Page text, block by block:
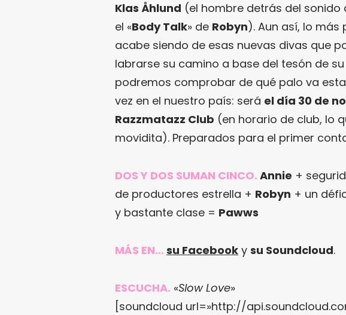
Klas Åhlund (el hombre detrás del
el «Body Talk» de Robyn). Aun así, lo más
acabe siendo de esas nuevas divas que
labrarse su camino a base del tesón de
podremos comprobar de qué palo va
vez en el nuestro país: será el día 30 de
Razzmatazz Club (en horario de club, lo
movidita). Preparados para el primer
DOS Y DOS SUMAN CINCO. Annie +
de productores estrella + Robyn + un
y bastante clase = Pawws
MÁS EN… su Facebook y su Soundcloud.
ESCUCHA. «Slow Love»
[soundcloud url=»http://